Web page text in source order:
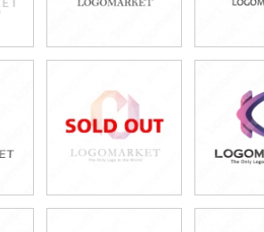
49,800円
(税込54,780円) (税込